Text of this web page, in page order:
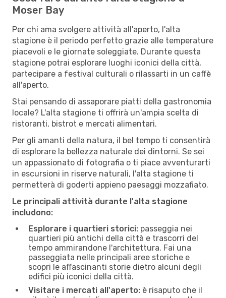
Moser Bay
Per chi ama svolgere attività all'aperto, l'alta
stagione è il periodo perfetto grazie alle temperature
piacevoli e le giornate soleggiate. Durante questa
stagione potrai esplorare luoghi iconici della città,
partecipare a festival culturali o rilassarti in un caffè
all'aperto.
Stai pensando di assaporare piatti della gastronomia
locale? L'alta stagione ti offrirà un'ampia scelta di
ristoranti, bistrot e mercati alimentari.
Per gli amanti della natura, il bel tempo ti consentirà
di esplorare la bellezza naturale dei dintorni. Se sei
un appassionato di fotografia o ti piace avventurarti
in escursioni in riserve naturali, l'alta stagione ti
permetterà di goderti appieno paesaggi mozzafiato.
Le principali attività durante l'alta stagione
includono:
Esplorare i quartieri storici: passeggia nei
quartieri più antichi della città e trascorri del
tempo ammirandone l'architettura. Fai una
passeggiata nelle principali aree storiche e
scopri le affascinanti storie dietro alcuni degli
edifici più iconici della città.
Visitare i mercati all'aperto: è risaputo che il